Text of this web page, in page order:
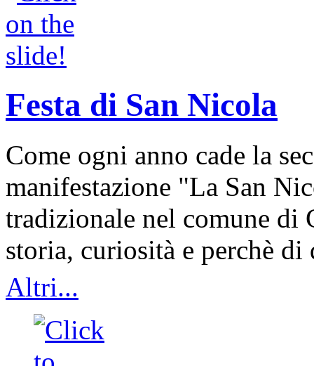
Festa di San Nicola
Come ogni anno cade la
manifestazione "La San
tradizionale nel comune di
storia, curiosità e perchè
Altri...